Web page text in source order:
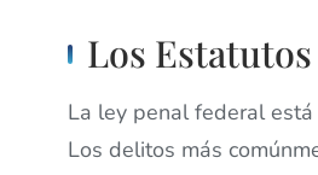
Los
La ley penal federal
Los delitos más